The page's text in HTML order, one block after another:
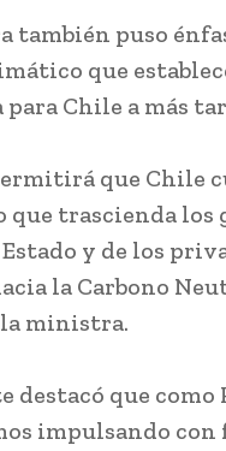
también puso
que
Chile a más
que Chile
que trascienda
y de los
la Carbono
la ministra.
destacó que como
impulsando